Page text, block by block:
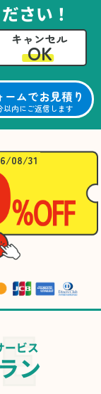
いただき、
けにも役立つ
した。また
、ぜひお願い
たサービスを
ございまし
さい！
キャンセル
OK
ームでお見積り
以内にご返信します
08/31
ービス
ン